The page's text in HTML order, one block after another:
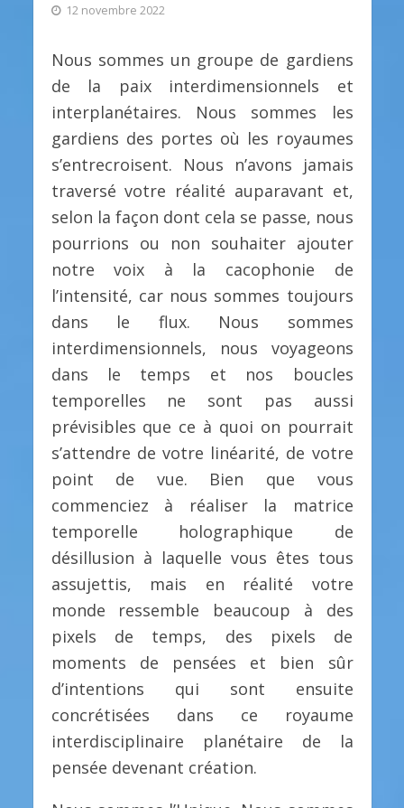
12 novembre 2022
Nous sommes un groupe de gardiens
de la paix interdimensionnels et
interplanétaires. Nous sommes les
gardiens des portes où les royaumes
s’entrecroisent. Nous n’avons jamais
traversé votre réalité auparavant et,
selon la façon dont cela se passe, nous
pourrions ou non souhaiter ajouter
notre voix à la cacophonie de
l’intensité, car nous sommes toujours
dans le flux. Nous sommes
interdimensionnels, nous voyageons
dans le temps et nos boucles
temporelles ne sont pas aussi
prévisibles que ce à quoi on pourrait
s’attendre de votre linéarité, de votre
point de vue. Bien que vous
commenciez à réaliser la matrice
temporelle holographique de
désillusion à laquelle vous êtes tous
assujettis, mais en réalité votre
monde ressemble beaucoup à des
pixels de temps, des pixels de
moments de pensées et bien sûr
d’intentions qui sont ensuite
concrétisées dans ce royaume
interdisciplinaire planétaire de la
pensée devenant création.